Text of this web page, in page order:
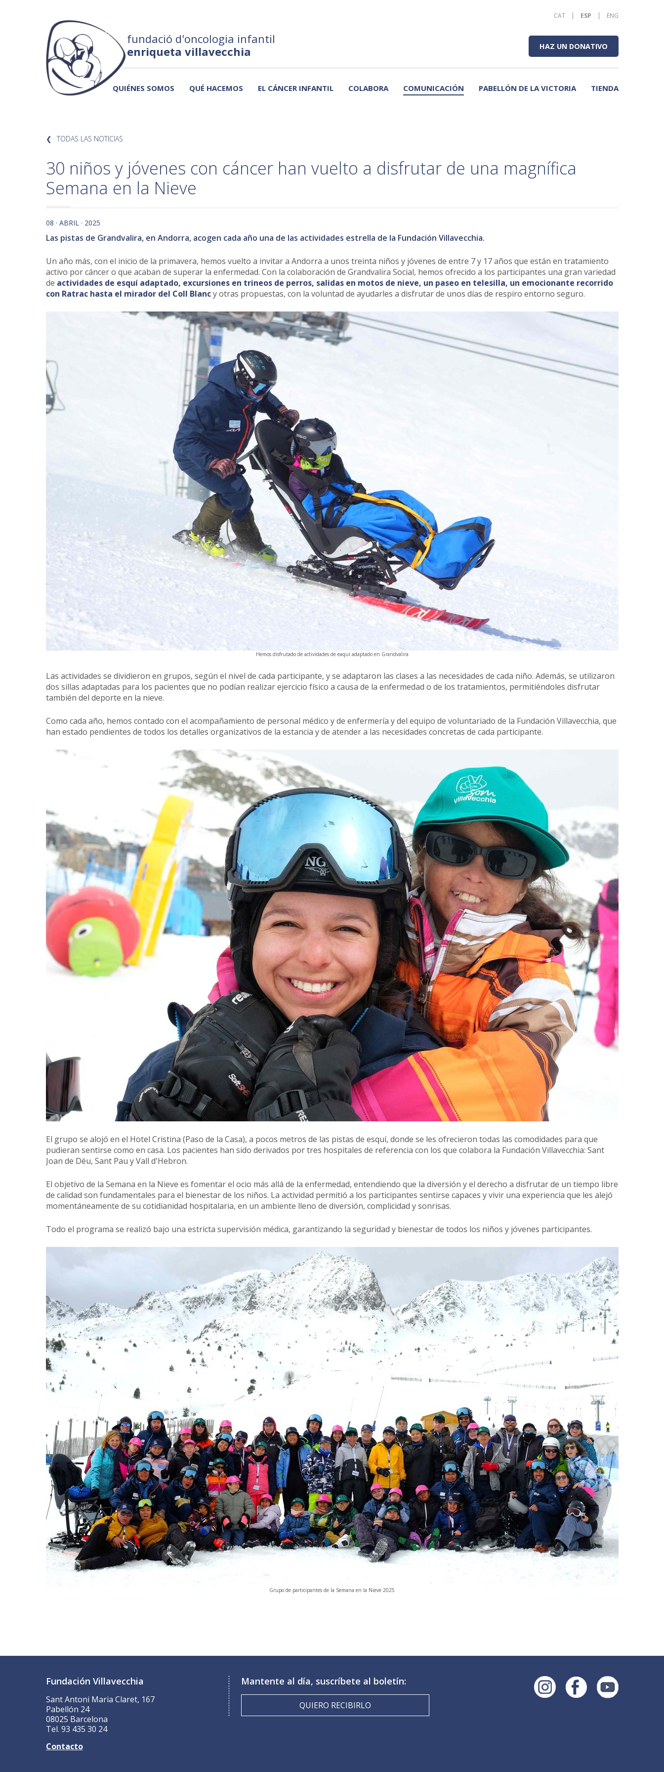
fundació d'oncologia infantil
enriqueta villavecchia
CAT ESP ENG
HAZ UN DONATIVO
QUIÉNES SOMOS QUÉ HACEMOS EL CÁNCER INFANTIL COLABORA COMUNICACIÓN PABELLÓN DE LA VICTORIA TIENDA
TODAS LAS NOTICIAS
30 niños y jóvenes con cáncer han vuelto a disfrutar de una magnífica
Semana en la Nieve
08 · ABRIL · 2025
Las pistas de Grandvalira, en Andorra, acogen cada año una de las actividades estrella de la Fundación Villavecchia.
Un año más, con el inicio de la primavera, hemos vuelto a invitar a Andorra a unos treinta niños y jóvenes de entre 7 y 17 años que están en tratamiento
activo por cáncer o que acaban de superar la enfermedad. Con la colaboración de Grandvalira Social, hemos ofrecido a los participantes una gran variedad
de actividades de esquí adaptado, excursiones en trineos de perros, salidas en motos de nieve, un paseo en telesilla, un emocionante recorrido
con Ratrac hasta el mirador del Coll Blancy otras propuestas, con la voluntad de ayudarles a disfrutar de unos días de respiro entorno seguro.
Hemos disfrutado de actividades de eaquí adaptado en Grandvalira
Las actividades se dividieron en grupos, según el nivel de cada participante, y se adaptaron las clases a las necesidades de cada niño. Además, se utilizaron
dos sillas adaptadas para los pacientes que no podían realizar ejercicio físico a causa de la enfermedad o de los tratamientos, permitiéndoles disfrutar
también del deporte en la nieve.
Como cada año, hemos contado con el acompañamiento de personal médico y de enfermería y del equipo de voluntariado de la Fundación Villavecchia, que
han estado pendientes de todos los detalles organizativos de la estancia y de atender a las necesidades concretas de cada participante.
El grupo se alojó en el Hotel Cristina (Paso de la Casa), a pocos metros de las pistas de esquí, donde se les ofrecieron todas las comodidades para que
pudieran sentirse como en casa. Los pacientes han sido derivados por tres hospitales de referencia con los que colabora la Fundación Villavecchia: Sant
Joan de Déu, Sant Pau y Vall d'Hebron.
El objetivo de la Semana en la Nieve es fomentar el ocio más allá de la enfermedad, entendiendo que la diversión y el derecho a disfrutar de un tiempo libre
de calidad son fundamentales para el bienestar de los niños. La actividad permitió a los participantes sentirse capaces y vivir una experiencia que les alejó
momentáneamente de su cotidianidad hospitalaria, en un ambiente lleno de diversión, complicidad y sonrisas.
Todo el programa se realizó bajo una estricta supervisión médica, garantizando la seguridad y bienestar de todos los niños y jóvenes participantes.
Grupo de participantes de la Semana en la Nieve 2025
Fundación Villavecchia
Sant Antoni Maria Claret, 167
Pabellón 24
08025 Barcelona
Tel. 93 435 30 24
Contacto
Mantente al día, suscríbete al boletín:
QUIERO RECIBIRLO